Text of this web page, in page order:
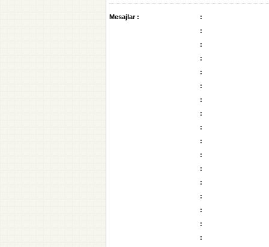
Mesajlar :
:
:
:
:
:
:
:
:
:
:
:
:
:
:
:
:
: